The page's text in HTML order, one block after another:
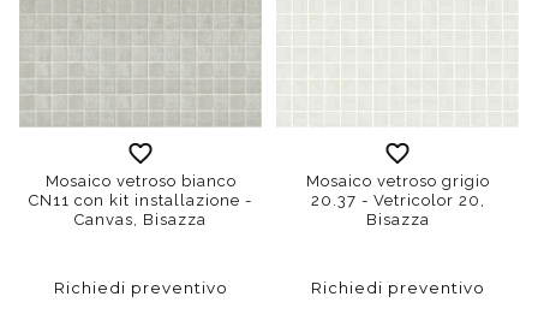
Mosaico vetroso bianco
CN11 con kit installazione -
Canvas, Bisazza
Richiedi preventivo
Mosaico vetroso grigio
20.37 - Vetricolor 20,
Bisazza
Richiedi preventivo